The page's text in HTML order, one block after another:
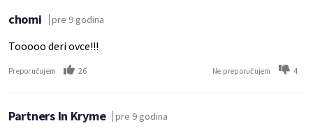
chomi pre 9 godina
Tooooo deri ovce!!!
Preporučujem 26 Ne preporučujem 4
Partners In Kryme pre 9 godina